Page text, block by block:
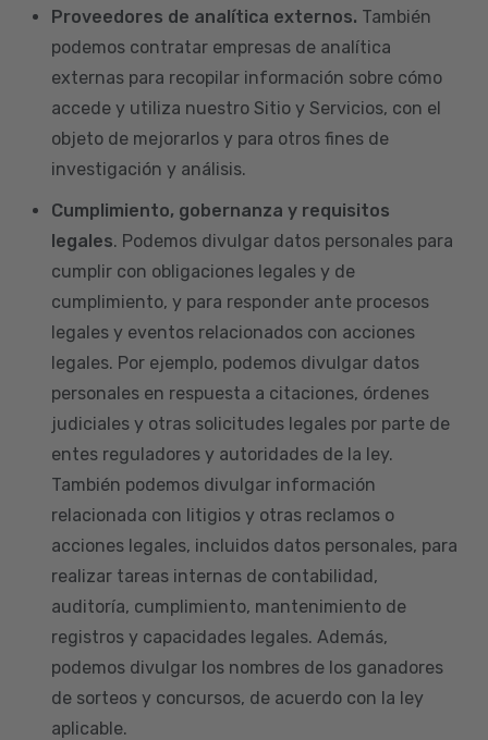
Proveedores de analítica externos. También
podemos contratar empresas de analítica
externas para recopilar información sobre cómo
accede y utiliza nuestro Sitio y Servicios, con el
objeto de mejorarlos y para otros fines de
investigación y análisis.
Cumplimiento, gobernanza y requisitos
legales. Podemos divulgar datos personales para
cumplir con obligaciones legales y de
cumplimiento, y para responder ante procesos
legales y eventos relacionados con acciones
legales. Por ejemplo, podemos divulgar datos
personales en respuesta a citaciones, órdenes
judiciales y otras solicitudes legales por parte de
entes reguladores y autoridades de la ley.
También podemos divulgar información
relacionada con litigios y otras reclamos o
acciones legales, incluidos datos personales, para
realizar tareas internas de contabilidad,
auditoría, cumplimiento, mantenimiento de
registros y capacidades legales. Además,
podemos divulgar los nombres de los ganadores
de sorteos y concursos, de acuerdo con la ley
aplicable.